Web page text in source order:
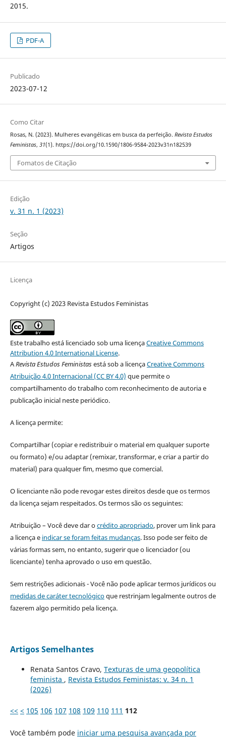
2015.
PDF-A
Publicado
2023-07-12
Como Citar
Rosas, N. (2023). Mulheres evangélicas em busca da perfeição. Revista Estudos
Feministas, 31(1). https://doi.org/10.1590/1806-9584-2023v31n182539
Fomatos de Citação
Edição
v. 31 n. 1 (2023)
Seção
Artigos
Licença
Copyright (c) 2023 Revista Estudos Feministas
Este trabalho está licenciado sob uma licençaCreative Commons
Attribution 4.0 International License.
ARevista Estudos Feministasestá sob a licençaCreative Commons
Atribuição 4.0 Internacional (CC BY 4.0) que permite o
compartilhamento do trabalho com reconhecimento de autoria e
publicação inicial neste periódico.
A licença permite:
Compartilhar (copiar e redistribuir o material em qualquer suporte
ou formato) e/ou adaptar (remixar, transformar, e criar a partir do
material) para qualquer fim, mesmo que comercial.
O licenciante não pode revogar estes direitos desde que os termos
da licença sejam respeitados. Os termos são os seguintes:
Atribuição – Você deve dar ocrédito apropriado, prover um link para
a licença e indicar se foram feitas mudanças. Isso pode ser feito de
várias formas sem, no entanto, sugerir que o licenciador (ou
licenciante) tenha aprovado o uso em questão.
Sem restrições adicionais - Você não pode aplicar termos jurídicos ou
medidas de caráter tecnológicoque restrinjam legalmente outros de
fazerem algo permitido pela licença.
Artigos Semelhantes
Renata Santos Cravo, Texturas de uma geopolítica
feminista , Revista Estudos Feministas: v. 34 n. 1
(2026)
<< < 105 106 107 108 109 110 111 112
Você também pode iniciar uma pesquisa avançada por